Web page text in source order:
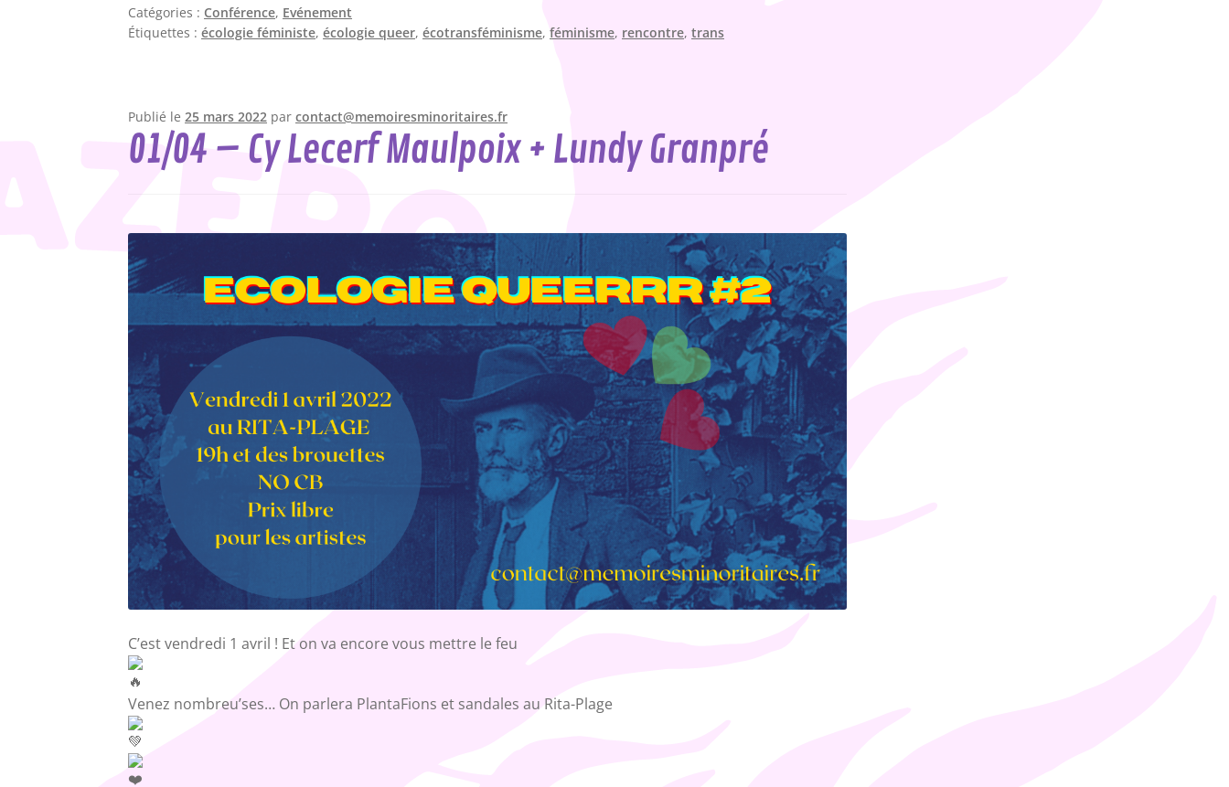
Catégories : Conférence, Evénement
Étiquettes :écologie féministe,écologie queer,écotransféminisme,féminisme, rencontre,trans
Publié le 25 mars 2022 parcontact@memoiresminoritaires.fr
01/04 – Cy Lecerf Maulpoix + Lundy Granpré
C’est vendredi 1 avril ! Et on va encore vous mettre le feu
Venez nombreu’ses… On parlera PlantaFions et sandales au Rita-Plage